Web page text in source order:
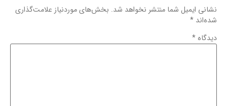
نشانی ایمیل شما منتشر نخواهد شد. بخش‌های موردنیاز علامت‌گذاری
شده‌اند *
دیدگاه *